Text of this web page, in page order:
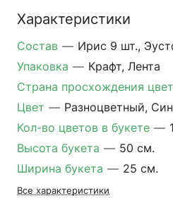
Характеристики
Состав — Ирис 9 шт.,
Упаковка — Крафт, Лента
Страна просхождения
Цвет — Разноцветный,
Кол-во цветов в букете —
Высота букета — 50 см.
Ширина букета — 25 см.
Все характеристики